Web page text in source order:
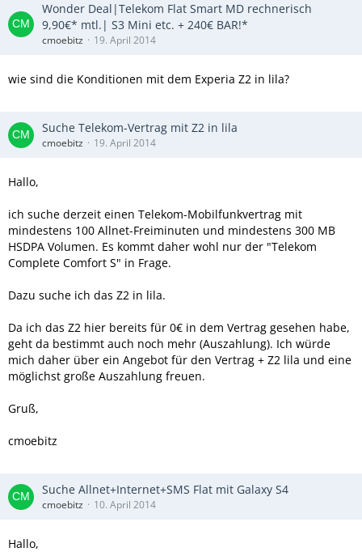
Wonder Deal|Telekom Flat Smart MD rechnerisch
9,90€* mtl.| S3 Mini etc. + 240€ BAR!*
cmoebitz 19. April 2014
wie sind die Konditionen mit dem Experia Z2 in lila?
Suche Telekom-Vertrag mit Z2 in lila
cmoebitz 19. April 2014
Hallo,
ich suche derzeit einen Telekom-Mobilfunkvertrag mit
mindestens 100 Allnet-Freiminuten und mindestens 300 MB
HSDPA Volumen. Es kommt daher wohl nur der "Telekom
Complete Comfort S" in Frage.
Dazu suche ich das Z2 in lila.
Da ich das Z2 hier bereits für 0€ in dem Vertrag gesehen habe,
geht da bestimmt auch noch mehr (Auszahlung). Ich würde
mich daher über ein Angebot für den Vertrag + Z2 lila und eine
möglichst große Auszahlung freuen.
Gruß,
cmoebitz
Suche Allnet+Internet+SMS Flat mit Galaxy S4
cmoebitz 10. April 2014
Hallo,